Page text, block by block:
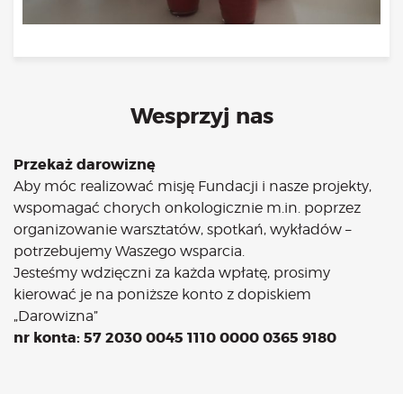
Wesprzyj nas
Przekaż darowiznę
Aby móc realizować misję Fundacji i nasze projekty,
wspomagać chorych onkologicznie m.in. poprzez
organizowanie warsztatów, spotkań, wykładów –
potrzebujemy Waszego wsparcia.
Jesteśmy wdzięczni za każda wpłatę, prosimy
kierować je na poniższe konto z dopiskiem
„Darowizna”
nr konta: 57 2030 0045 1110 0000 0365 9180